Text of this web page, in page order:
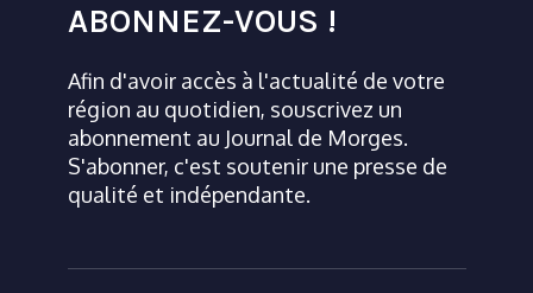
ABONNEZ-VOUS !
Afin d'avoir accès à l'actualité de votre
région au quotidien, souscrivez un
abonnement au Journal de Morges.
S'abonner, c'est soutenir une presse de
qualité et indépendante.